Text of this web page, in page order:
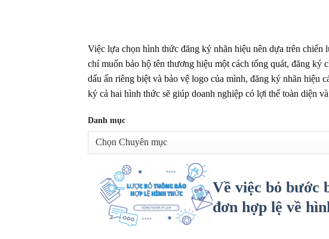
Việc lựa chọn hình thức đăng ký nhãn hiệu nên dựa trên
chỉ muốn bảo hộ tên thương hiệu một cách tổng quát, đăng
dấu ấn riêng biệt và bảo vệ logo của mình, đăng ký nhãn hiệu
ký cả hai hình thức sẽ giúp doanh nghiệp có lợi thế toàn diện
Danh mục
Về việc bỏ bước
đơn hợp lệ về